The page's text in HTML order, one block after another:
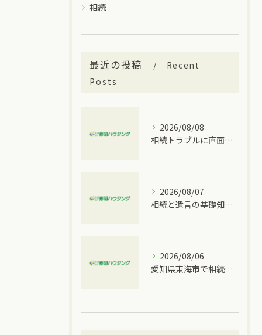
相続
最近の投稿
Recent
Posts
2026/08/08
相続トラブルに直面したとき家族内で揉めやすいパターンと愛知県豊明市で行える対策
2026/08/07
相続と遺言の基礎知識を大府市の実情に合わせて分かりやすく解説
2026/08/06
愛知県東海市で相続トラブルが発生した時に取るべき具体的な手順と窓口比較